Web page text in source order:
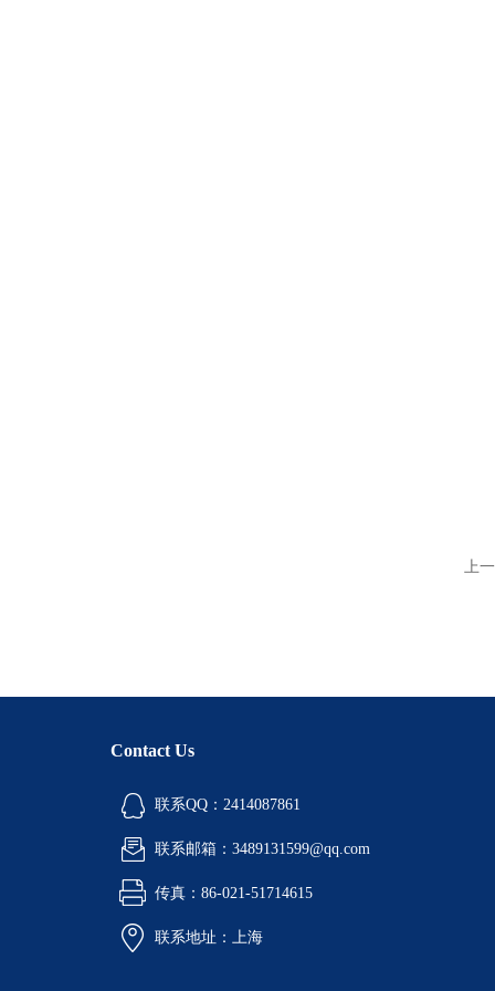
上
Contact Us
联系QQ：2414087861
联系邮箱：3489131599@qq.com
传真：86-021-51714615
联系地址：上海